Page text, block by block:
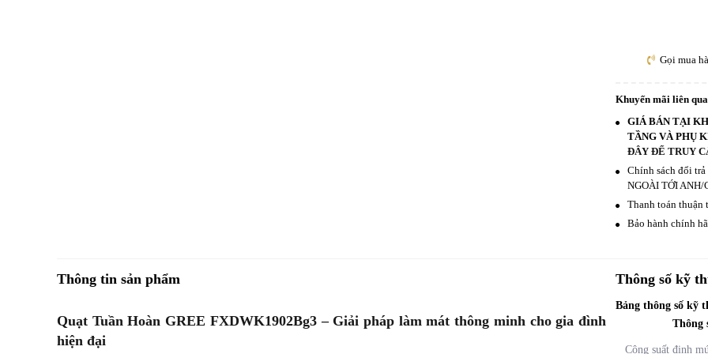
Gọi mua
Khuyến mãi liên
GIÁ BÁN TẠI
TẦNG VÀ PHỤ
ĐÂY ĐỂ TRUY
Chính sách đổi
NGOÀI TỚI ANH/
Thanh toán thuận
Bảo hành chính
Thông tin sản phẩm
Quạt Tuần Hoàn GREE FXDWK1902Bg3 – Giải pháp làm mát thông minh cho gia đình
hiện đại
Thông số kỹ
Bảng thông số kỹ
Thông
Công suất định